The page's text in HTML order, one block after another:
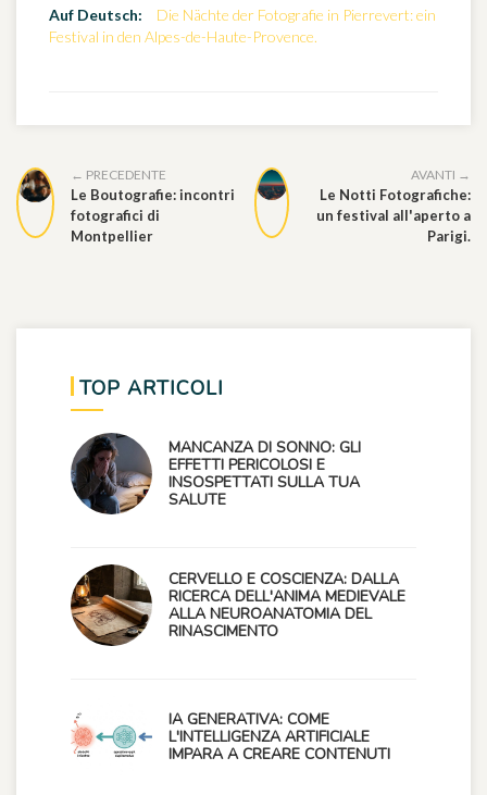
Auf Deutsch:
Die Nächte der Fotografie in Pierrevert: ein
Festival in den Alpes-de-Haute-Provence.
← PRECEDENTE
Le Boutografie: incontri
fotografici di
Montpellier
AVANTI →
Le Notti Fotografiche:
un festival all'aperto a
Parigi.
TOP ARTICOLI
MANCANZA DI SONNO: GLI
EFFETTI PERICOLOSI E
INSOSPETTATI SULLA TUA
SALUTE
CERVELLO E COSCIENZA: DALLA
RICERCA DELL'ANIMA MEDIEVALE
ALLA NEUROANATOMIA DEL
RINASCIMENTO
IA GENERATIVA: COME
L'INTELLIGENZA ARTIFICIALE
IMPARA A CREARE CONTENUTI